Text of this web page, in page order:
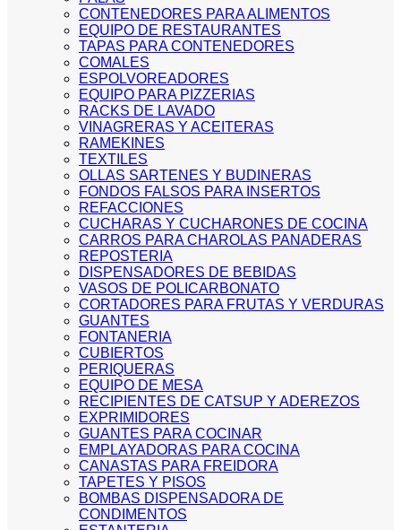
CONTENEDORES PARA ALIMENTOS
EQUIPO DE RESTAURANTES
TAPAS PARA CONTENEDORES
COMALES
ESPOLVOREADORES
EQUIPO PARA PIZZERIAS
RACKS DE LAVADO
VINAGRERAS Y ACEITERAS
RAMEKINES
TEXTILES
OLLAS SARTENES Y BUDINERAS
FONDOS FALSOS PARA INSERTOS
REFACCIONES
CUCHARAS Y CUCHARONES DE COCINA
CARROS PARA CHAROLAS PANADERAS
REPOSTERIA
DISPENSADORES DE BEBIDAS
VASOS DE POLICARBONATO
CORTADORES PARA FRUTAS Y VERDURAS
GUANTES
FONTANERIA
CUBIERTOS
PERIQUERAS
EQUIPO DE MESA
RECIPIENTES DE CATSUP Y ADEREZOS
EXPRIMIDORES
GUANTES PARA COCINAR
EMPLAYADORAS PARA COCINA
CANASTAS PARA FREIDORA
TAPETES Y PISOS
BOMBAS DISPENSADORA DE
CONDIMENTOS